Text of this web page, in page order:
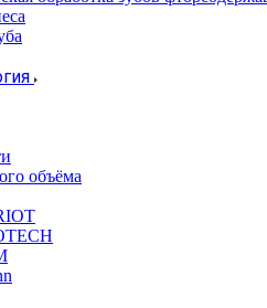
объёма